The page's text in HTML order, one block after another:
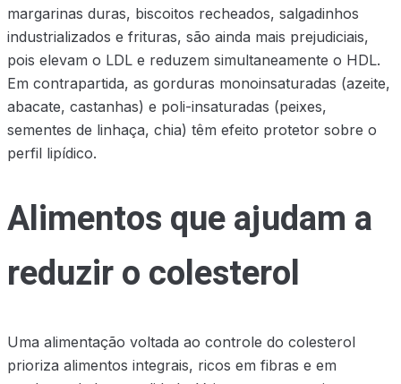
margarinas duras, biscoitos recheados, salgadinhos
industrializados e frituras, são ainda mais prejudiciais,
pois elevam o LDL e reduzem simultaneamente o HDL.
Em contrapartida, as gorduras monoinsaturadas (azeite,
abacate, castanhas) e poli-insaturadas (peixes,
sementes de linhaça, chia) têm efeito protetor sobre o
perfil lipídico.
Alimentos que ajudam a
reduzir o colesterol
Uma alimentação voltada ao controle do colesterol
prioriza alimentos integrais, ricos em fibras e em